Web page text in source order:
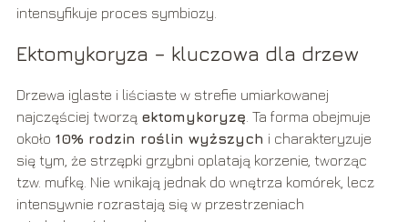
intensyfikuje proces symbiozy.
Ektomykoryza – kluczowa dla drzew
Drzewa iglaste i liściaste w strefie umiarkowanej
najczęściej tworzą ektomykoryzę . Ta forma obejmuje
około 10% rodzin roślin wyższych i charakteryzuje
się tym, że strzępki grzybni oplatają korzenie, tworząc
tzw. mufkę. Nie wnikają jednak do wnętrza komórek, lecz
intensywnie rozrastają się w przestrzeniach